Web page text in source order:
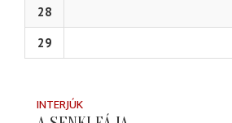
28
29
INTERJÚK